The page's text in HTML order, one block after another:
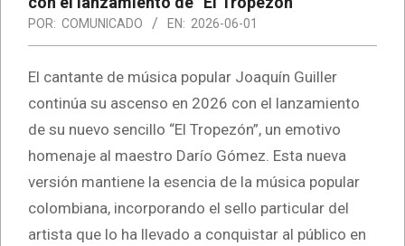
POR: COMUNICADO EN: 2026-06-01
El cantante de música popular Joaquín Guiller
continúa su ascenso en 2026 con el lanzamiento
de su nuevo sencillo “El Tropezón”, un emotivo
homenaje al maestro Darío Gómez. Esta nueva
versión mantiene la esencia de la música popular
colombiana, incorporando el sello particular del
artista que lo ha llevado a conquistar al público en